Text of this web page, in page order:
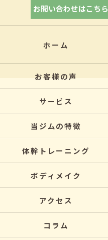
お問い合わせはこちら
ホーム
お客様の声
サービス
当ジムの特徴
体幹トレーニング
ボディメイク
アクセス
コラム